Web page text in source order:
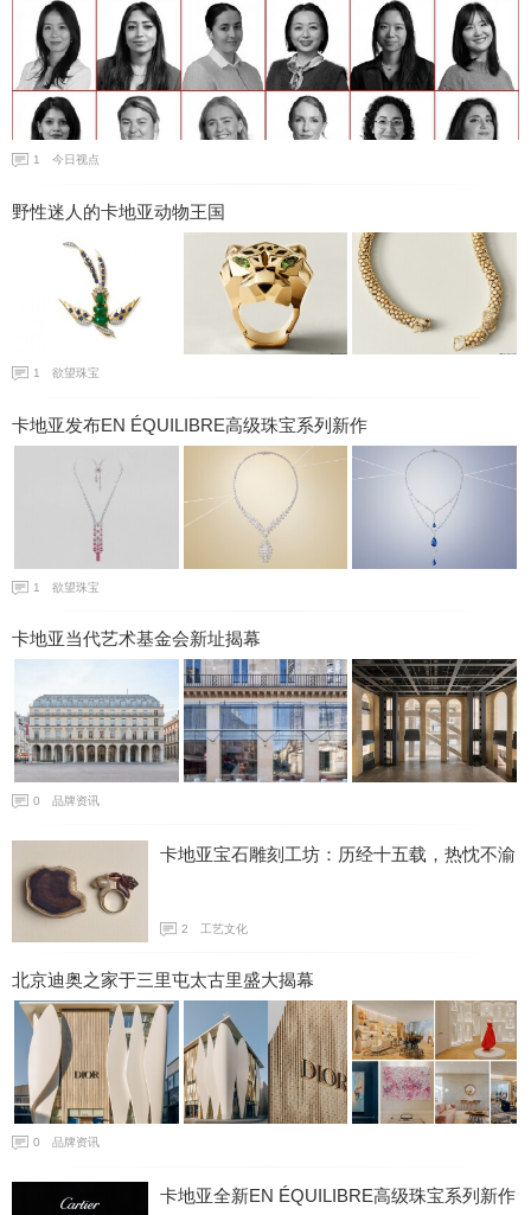
1 今日视点
野性迷人的卡地亚动物王国
1 欲望珠宝
卡地亚发布EN ÉQUILIBRE高级珠宝系列新作
1 欲望珠宝
卡地亚当代艺术基金会新址揭幕
0 品牌资讯
卡地亚宝石雕刻工坊：历经十五载，热忱不渝
2 工艺文化
北京迪奥之家于三里屯太古里盛大揭幕
0 品牌资讯
卡地亚全新EN ÉQUILIBRE高级珠宝系列新作